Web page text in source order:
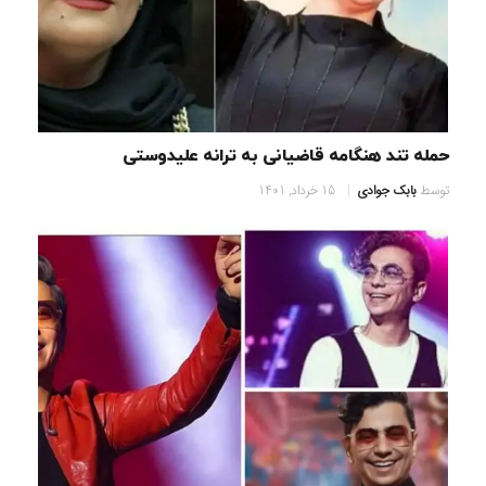
حمله تند هنگامه قاضیانی به ترانه علیدوستی
توسطبابک جوادی 15 خرداد, 1401